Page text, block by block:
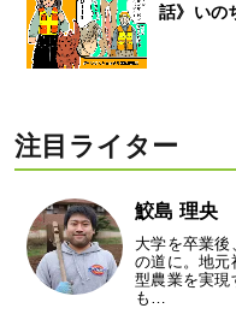
話》いの
注目ライター
鮫島 理央
大学を卒業
の道に。地元
型農業を実現
も…